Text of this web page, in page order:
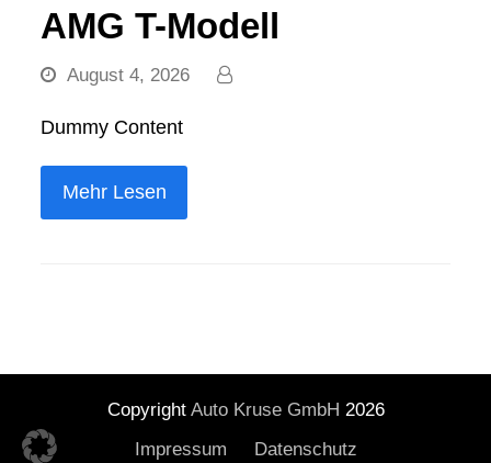
AMG T-Modell
August 4, 2026
Dummy Content
Mehr Lesen
Copyright Auto Kruse GmbH 2026
Impressum
Datenschutz